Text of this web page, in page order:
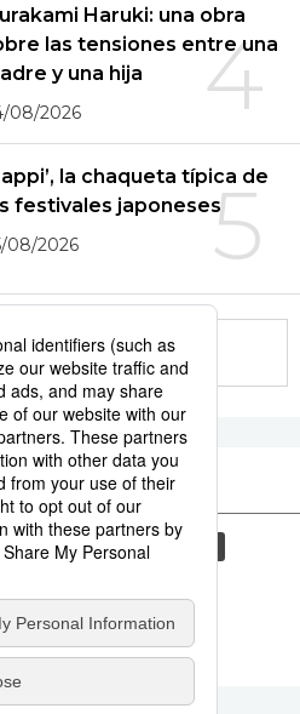
4
Haruki: una obra
las tensiones entre una
y una hija
08/2026
5
la chaqueta típica de
festivales japoneses
08/2026
series
gastronomía
vida